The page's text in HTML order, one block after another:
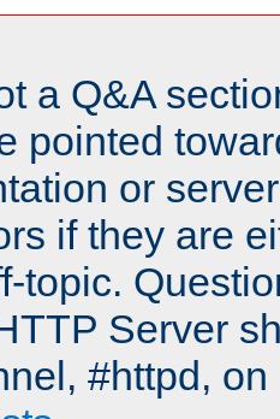
a Q&A
pointed
or
if they are
topic.
Server
#httpd,